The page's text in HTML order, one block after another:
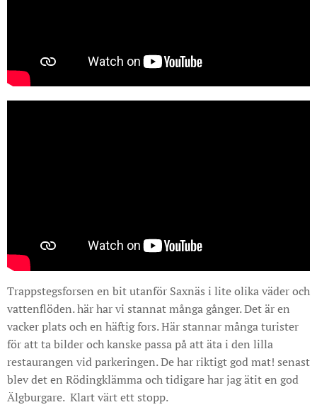
Trappstegsforsen en bit utanför Saxnäs i lite olika väder och
vattenflöden. här har vi stannat många gånger. Det är en
vacker plats och en häftig fors. Här stannar många turister
för att ta bilder och kanske passa på att äta i den lilla
restaurangen vid parkeringen. De har riktigt god mat! senast
blev det en Rödingklämma och tidigare har jag ätit en god
Älgburgare. Klart värt ett stopp.